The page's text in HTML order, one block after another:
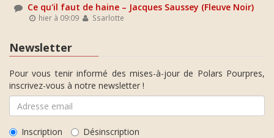
Ce qu'il faut de haine – Jacques Saussey (Fleuve Noir)
hier à 09:09 Ssarlotte
Newsletter
Pour vous tenir informé des mises-à-jour de Polars Pourpres,
inscrivez-vous à notre newsletter !
Inscription Désinscription